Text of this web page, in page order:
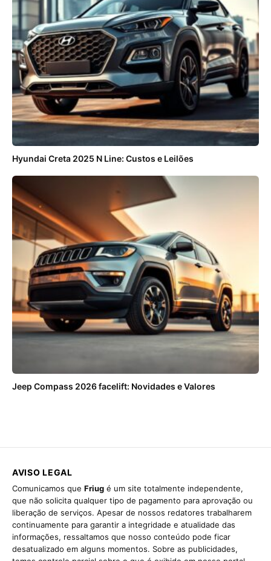
Hyundai Creta 2025 N Line: Custos e Leilões
Jeep Compass 2026 facelift: Novidades e Valores
AVISO LEGAL
Comunicamos que Friug é um site totalmente independente,
que não solicita qualquer tipo de pagamento para aprovação ou
liberação de serviços. Apesar de nossos redatores trabalharem
continuamente para garantir a integridade e atualidade das
informações, ressaltamos que nosso conteúdo pode ficar
desatualizado em alguns momentos. Sobre as publicidades,